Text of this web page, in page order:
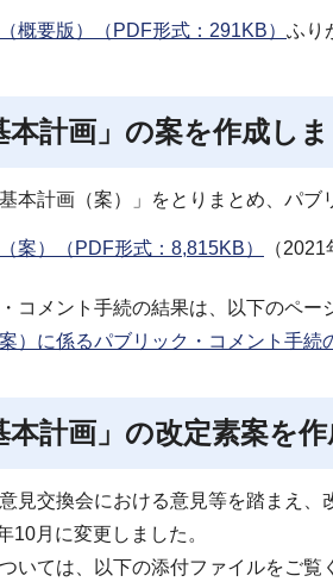
概要版）（PDF形式：291KB） ふり
本計画」の案を作成し
本計画（案）」をとりまとめ、パブ
案）（PDF形式：8,815KB） （2021
コメント手続の結果は、以下のペー
）に係るパブリック・コメント手続
本計画」の改定素案を
見交換会における意見等を踏まえ
10月に変更しました。
いては、以下の添付ファイルをご覧